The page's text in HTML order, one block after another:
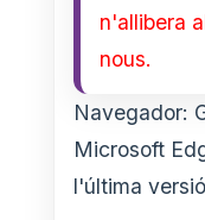
n'allibera
nous.
Navegador:
Microsoft
l'última